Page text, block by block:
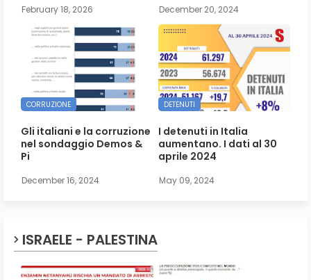
February 18, 2026 December 20, 2024
CORRUZIONE
Gli italiani e la corruzione
nel sondaggio Demos &
Pi
December 16, 2024
DETENUTI
I detenuti in Italia
aumentano. I dati al 30
aprile 2024
May 09, 2024
ISRAELE - PALESTINA